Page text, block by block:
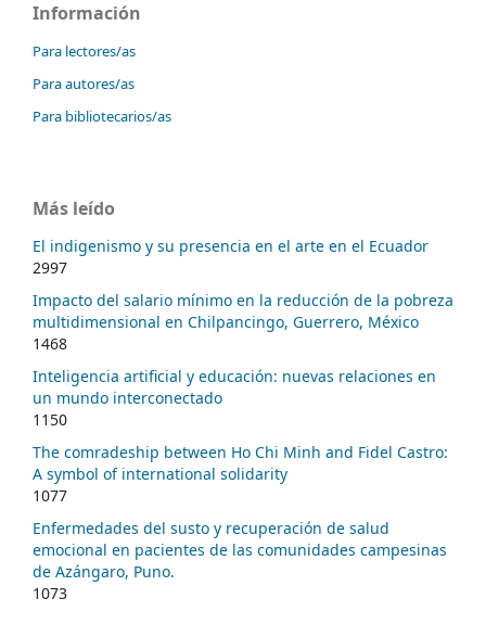
Información
Para lectores/as
Para autores/as
Para bibliotecarios/as
Más leído
El indigenismo y su presencia en el arte en el Ecuador
2997
Impacto del salario mínimo en la reducción de la pobreza
multidimensional en Chilpancingo, Guerrero, México
1468
Inteligencia artificial y educación: nuevas relaciones en
un mundo interconectado
1150
The comradeship between Ho Chi Minh and Fidel Castro:
A symbol of international solidarity
1077
Enfermedades del susto y recuperación de salud
emocional en pacientes de las comunidades campesinas
de Azángaro, Puno.
1073